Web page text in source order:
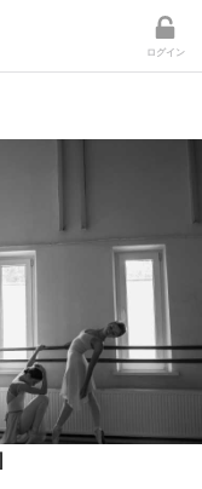
ログイン